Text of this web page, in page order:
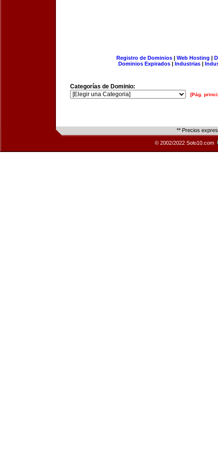
Registro de Dominios| Web Hosting |
Dominios Expirados | Industrias |
Categorías de Dominio:
[Pág.
** Precios
© 2002/2022 Solo10.com